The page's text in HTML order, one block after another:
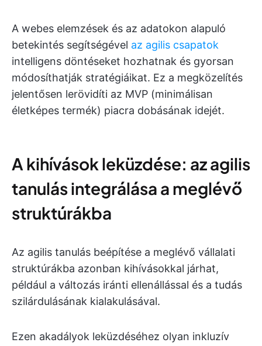
A webes elemzések és az adatokon alapuló
betekintés segítségével az agilis csapatok
intelligens döntéseket hozhatnak és gyorsan
módosíthatják stratégiáikat. Ez a megközelítés
jelentősen lerövidíti az MVP (minimálisan
életképes termék) piacra dobásának idejét.
A kihívások leküzdése: az agilis
tanulás integrálása a meglévő
struktúrákba
Az agilis tanulás beépítése a meglévő vállalati
struktúrákba azonban kihívásokkal járhat,
például a változás iránti ellenállással és a tudás
szilárdulásának kialakulásával.
Ezen akadályok leküzdéséhez olyan inkluzív